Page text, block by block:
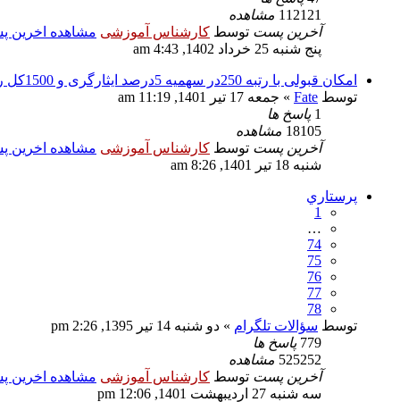
112121 مشاهده
آخرین پست توسط کارشناس آموزشی مشاهده اخرین
پنج شنبه 25 خرداد 1402, 4:43 am
امکان قبولی با رتبه 250در سهمیه 5درصد ایثارگری و 1500کل رتبه هست
توسط Fate » جمعه 17 تیر 1401, 11:19 am
1 پاسخ ها
18105 مشاهده
آخرین پست توسط کارشناس آموزشی مشاهده اخرین
شنبه 18 تیر 1401, 8:26 am
پرستاري
1
…
74
75
76
77
78
توسط سؤالات تلگرام » دو شنبه 14 تیر 1395, 2:26 pm
779 پاسخ ها
525252 مشاهده
آخرین پست توسط کارشناس آموزشی مشاهده اخرین
سه شنبه 27 اردیبهشت 1401, 12:06 pm